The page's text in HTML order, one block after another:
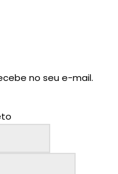
no seu e-mail.